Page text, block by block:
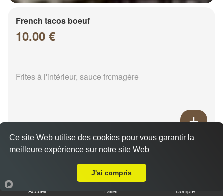
French tacos boeuf
10.00 €
Frites à l'intérieur, sauce fromagère
French tacos chicken
Accueil Panier Compte
Ce site Web utilise des cookies pour vous garantir la
meilleure expérience sur notre site Web
J'ai compris